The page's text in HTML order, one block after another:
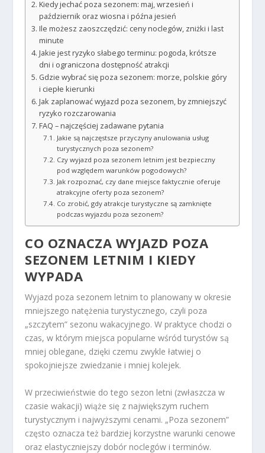
Kiedy jechać poza sezonem: maj, wrzesień i
październik oraz wiosna i późna jesień
Ile możesz zaoszczędzić: ceny noclegów, zniżki i last
minute
Jakie jest ryzyko słabego terminu: pogoda, krótsze
dni i ograniczona dostępność atrakcji
Gdzie wybrać się poza sezonem: morze, polskie góry
i ciepłe kierunki
Jak zaplanować wyjazd poza sezonem, by zmniejszyć
ryzyko rozczarowania
FAQ – najczęściej zadawane pytania
Jakie są najczęstsze przyczyny anulowania usług
turystycznych poza sezonem?
Czy wyjazd poza sezonem letnim jest bezpieczny
pod względem warunków pogodowych?
Jak rozpoznać, czy dane miejsce faktycznie oferuje
atrakcyjne oferty poza sezonem?
Co zrobić, gdy atrakcje turystyczne są zamknięte
podczas wyjazdu poza sezonem?
CO OZNACZA WYJAZD POZA
SEZONEM LETNIM I KIEDY
WYPADA
Wyjazd poza sezonem letnim to planowany w okresie
mniejszego natężenia turystycznego, czyli poza
„szczytem” sezonu wakacyjnego. W praktyce chodzi o
czas, w którym miejsca popularne wśród turystów są
mniej oblegane, dzięki czemu zwykle łatwiej o
spokojniejsze zwiedzanie i mniej kolejek.
W przeciwieństwie do tego sezon letni (zwłaszcza w
czasie wakacji) wiąże się z największym ruchem
turystycznym i najwyższymi cenami. „Poza sezonem”
często oznacza też bardziej korzystne warunki cenowe
oraz elastyczniejszy dobór noclegów i terminów.